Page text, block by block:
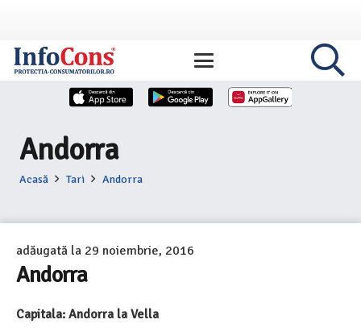
Andorra
Acasă Tari Andorra
adăugată la 29 noiembrie, 2016
Andorra
Capitala: Andorra la Vella